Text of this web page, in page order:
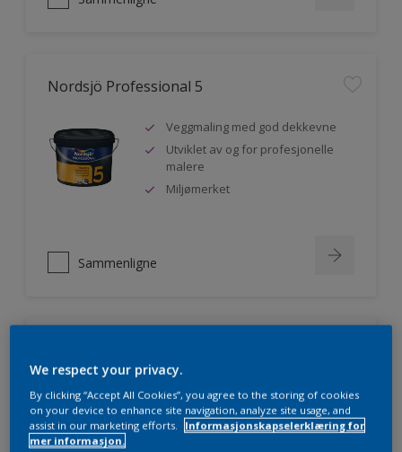
Nordsjö Professional 5
Veggmaling med god dekkevne
Utviklet av og for profesjonelle
malere
Miljømerket
Sammenligne
Utmerket dekkevne
Lett å påføre og fordele
Jevnere og finere finish, også i
We respect your privacy.
By clicking “Accept All Cookies”, you agree to the storing of cookies
on your device to enhance site navigation, analyze site usage, and
assist in our marketing efforts.
Informasjonskapselerklæring for
mer informasjon.